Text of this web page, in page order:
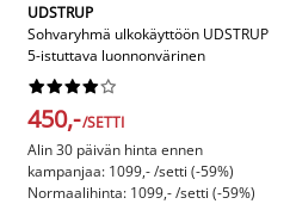
UDSTRUP
Sohvaryhmä ulkokäyttöön UDSTRUP
5-istuttava luonnonvärinen






450,-/SETTI
Alin 30 päivän hinta ennen
kampanjaa: 1099,- /setti (-59%)
Normaalihinta: 1099,- /setti (-59%)